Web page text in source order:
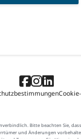
Bitte beachten Sie,
und Änderungen